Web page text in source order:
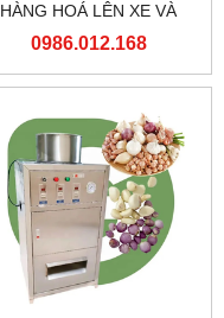
HÀNG HOÁ LÊN XE VÀ
PALLET
0986.012.168